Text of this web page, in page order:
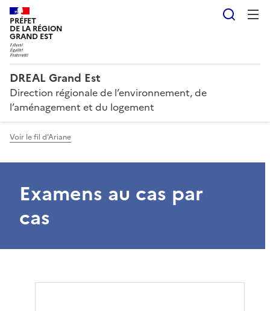
PRÉFET
DE LA RÉGION
GRAND EST
DREAL Grand Est
Direction régionale de l’environnement, de
l’aménagement et du logement
Voir le fil d'Ariane
Examens au cas par
cas